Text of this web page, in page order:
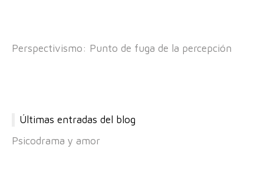
Perspectivismo: Punto de fuga de la percepción
Últimas entradas del blog
Psicodrama y amor